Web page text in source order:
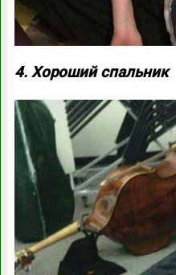
4. Хороший спальник